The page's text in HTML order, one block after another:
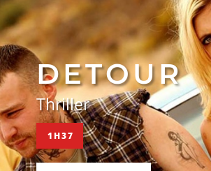
DETOUR
Thriller
1H37